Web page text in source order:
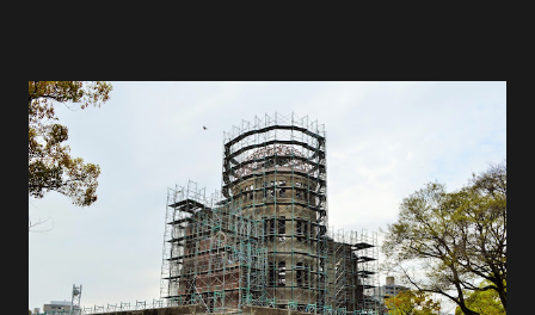
Rousseau Brise la glace), l'humoriste se veut plus
authentique, moins séducteur, utilise peu de personnages
et révèle ses petits défauts et son côté "un peu princesse".
Crédit photo : David Kirouac Il est accompagné sur scène
par 2 musiciens - un au synthé et une à la batterie - qui lui
donnent aussi la réplique dans plusieurs sketchs ce qui
apporte une belle dynamique au spectacle. Stéphane